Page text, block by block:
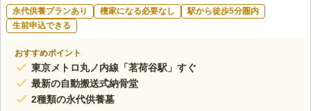
永代供養プランあり 檀家になる必要なし
駅から徒歩5分圏内
生前申込できる
おすすめポイント
東京メトロ丸ノ内線「茗荷谷駅」すぐ
最新の自動搬送式納骨堂
2種類の永代供養墓